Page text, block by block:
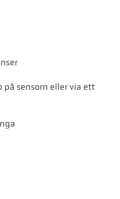
på sensorn eller via ett